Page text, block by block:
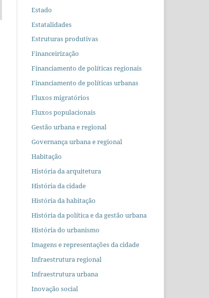
Estado
Estatalidades
Estruturas produtivas
Financeirização
Financiamento de políticas regionais
Financiamento de políticas urbanas
Fluxos migratórios
Fluxos populacionais
Gestão urbana e regional
Governança urbana e regional
Habitação
História da arquitetura
História da cidade
História da habitação
História da política e da gestão urbana
História do urbanismo
Imagens e representações da cidade
Infraestrutura regional
Infraestrutura urbana
Inovação social